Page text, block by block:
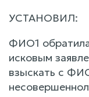
УСТАНОВИЛ:
ФИО1
исковым
взыскать с